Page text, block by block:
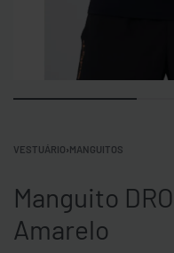
VESTUÁRIO›MANGUITOS
Manguito
Amarelo